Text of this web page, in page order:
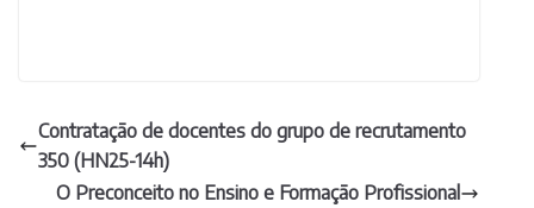
Contratação de docentes do grupo de recrutamento
350 (HN25-14h)
O Preconceito no Ensino e Formação Profissional